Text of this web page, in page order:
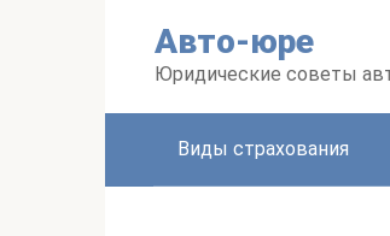
Авто-юре
Юридические советы
Виды страхования